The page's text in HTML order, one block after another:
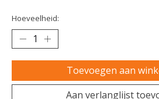
Hoeveelheid:
Toevoegen aan
Aan verlanglijst